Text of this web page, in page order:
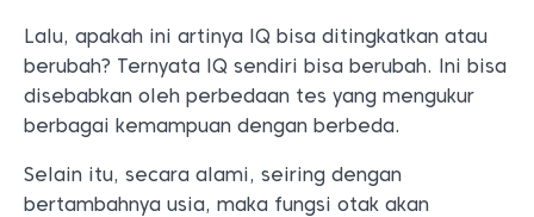
Lalu, apakah ini artinya IQ bisa ditingkatkan atau
berubah? Ternyata IQ sendiri bisa berubah. Ini bisa
disebabkan oleh perbedaan tes yang mengukur
berbagai kemampuan dengan berbeda.
Selain itu, secara alami, seiring dengan
bertambahnya usia, maka fungsi otak akan